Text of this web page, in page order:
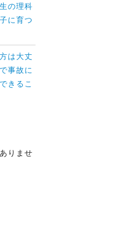
の理科
に育つ
は大丈
事故に
きるこ
りませ